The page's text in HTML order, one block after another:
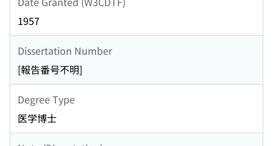
1957
Dissertation Number
[報告番号不明]
Degree Type
医学博士